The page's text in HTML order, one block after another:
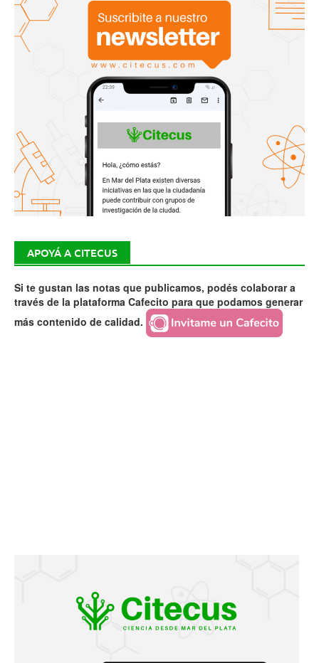
APOYÁ A CITECUS
Si te gustan las notas que publicamos, podés colaborar a
través de la plataforma Cafecito para que podamos generar
más contenido de calidad.